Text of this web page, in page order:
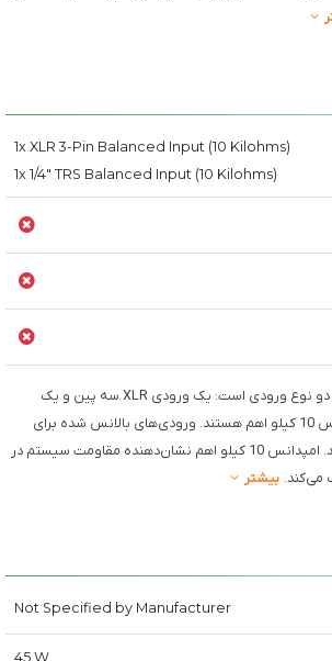
1x XLR 3-Pin Balanced Input (10 Kilohms)
1x 1/4" TRS Balanced Input (10 Kilohms)
برای Yamaha HS5 Powered Studio Monitor شامل دو نوع ورودی است: یک ورودی XLR سه پین و یک
ورودی 1/4 اینچ TRS، که هر دو به صورت بالانس شده طراحی شده‌اند و دارای امپدانس 10 کیلو اهم هستند. ورودی‌های بالانس شده برای
کاهش نویز و تداخل الکترومغناطیسی در سیستم‌های صوتی حرفه‌ای استفاده می‌شوند. امپدانس 10 کیلو اهم نشان‌دهنده مقاومت سیستم در
می‌کند. بیشتر
Not Specified by Manufacturer
45 W